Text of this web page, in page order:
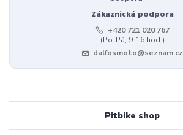
Zákaznická podpora
+420 721 020 767
(Po-Pá, 9-16 hod.)
dalfosmoto@seznam.cz
Pitbike shop